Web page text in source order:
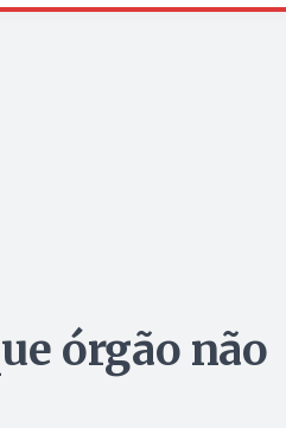
órgão não